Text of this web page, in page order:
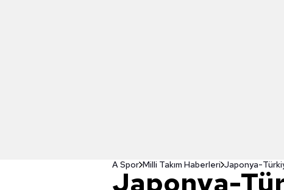
A Spor Milli Takım Haberleri Japonya-
Japonya-